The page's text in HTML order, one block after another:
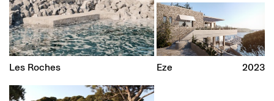
Les Roches Eze 2023